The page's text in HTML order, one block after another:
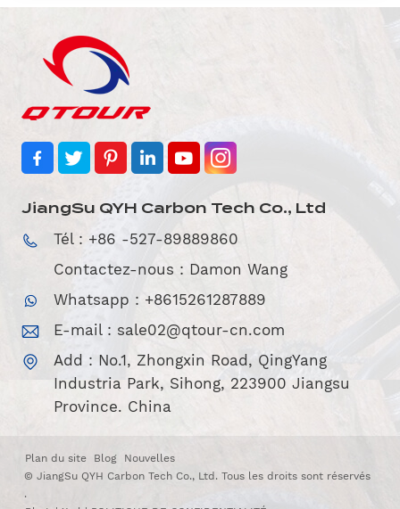
JiangSu QYH Carbon Tech Co., Ltd
Tél : +86 -527-89889860
Contactez-nous : Damon Wang
Whatsapp : +8615261287889
E-mail : sale02@qtour-cn.com
Add : No.1, Zhongxin Road, QingYang
Industria Park, Sihong, 223900 Jiangsu
Province. China
Plan du site Blog
Nouvelles
© JiangSu QYH Carbon Tech Co., Ltd. Tous les droits sont réservés
.